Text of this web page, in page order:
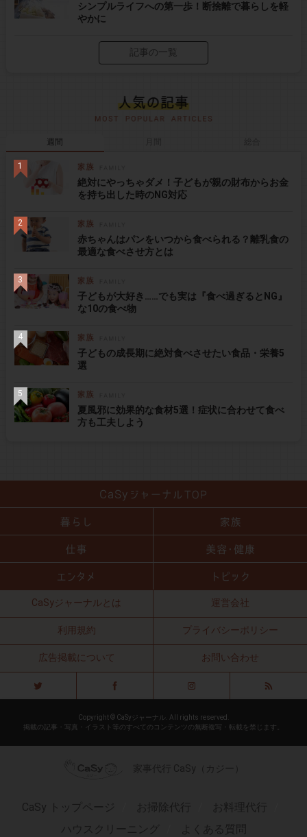
シンプルライフへの第一歩！断捨離で暮らしを軽
やかに
記事の一覧
週間
絶対にやっちゃダメ！子どもが親の財布からお金
を持ち出した時のNG対応
赤ちゃんはパンをいつから食べられる？離乳食の
最適な食べさせ方とは
子どもが大好き……でも実は『食べ過ぎるとNG』
な10の食べ物
子どもの成長期に絶対食べさせたい食品・栄養5
選
夏風邪に効果的な食材5選！症状に合わせて食べ
方も工夫しよう
CaSyジャーナルとは 運営会社
利用規約 プライバシーポリシー
広告掲載について お問い合わせ
Copyright © CaSyジャーナル. All rights reserved.
掲載の記事・写真・イラスト等のすべてのコンテンツの無断複写・転載を禁じます。
家事代行 CaSy（カジー）
CaSy トップページ お掃除代行
お料理代行
ハウスクリーニング
よくある質問